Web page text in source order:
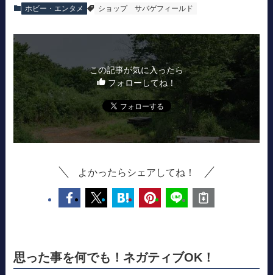
ホビー・エンタメ ショップ サバゲフィールド
この記事が気に入ったら
フォローしてね！
よかったらシェアしてね！
思った事を何でも！ネガティブOK！